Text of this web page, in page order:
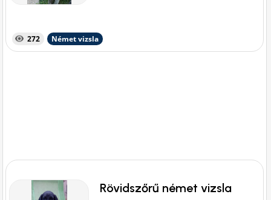
272 Német vizsla
Rövidszőrű német vizsla